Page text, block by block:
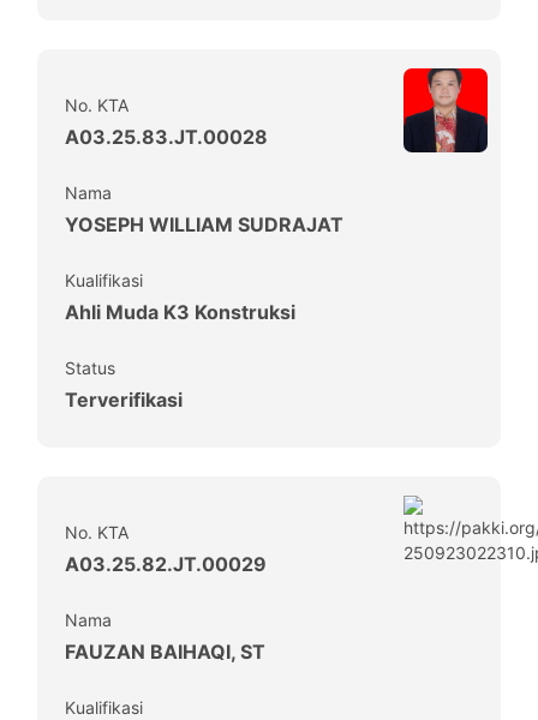
No. KTA
A03.25.83.JT.00028
Nama
YOSEPH WILLIAM SUDRAJAT
Kualifikasi
Ahli Muda K3 Konstruksi
Status
Terverifikasi
No. KTA
A03.25.82.JT.00029
Nama
FAUZAN BAIHAQI, ST
Kualifikasi